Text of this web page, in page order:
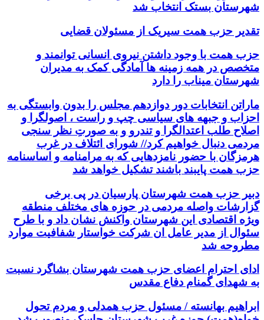
شهرستان بستک انتخاب شد
تقدیر حزب همت سیریک از مسئولان قضایی
حزب همت با وجود داشتن نیروی انسانی توانمند و
متخصص در همه زمینه ها آمادگی کمک به مدیران
شهرستان میناب را دارد
ماراتن انتخابات دور دوازدهم مجلس را بدون وابستگی به
احزاب و جبهه های سیاسی چپ و راست ، اصولگرا و
اصلاح طلب اعتدالگرا و تندرو و به صورتِ نظر سنجی
مردمی دنبال خواهیم کرد// شورای ائتلاف در غرب
هرمزگان با حضور نامزدهایی که به مرامنامه و اساسنامه
حزب همت پایبند باشند تشکیل خواهد شد
دبیر حزب همت شهرستان پارسیان در پی برخی
گزارشات واصله مردمی در حوزه های مختلف منطقه
ویژه اقتصادی این شهرستان واکنش نشان داد و با طرح
سئوال از مدیر عامل ان شرکت خواستار شفافیت موارد
مطروحه شد
ادای احترام اعضای حزب همت شهرستان بشاگرد نسبت
به شهدای گمنام دفاع مقدس
ابراهیم بهانسته / مسئول حزب همدلی و مردم تحول